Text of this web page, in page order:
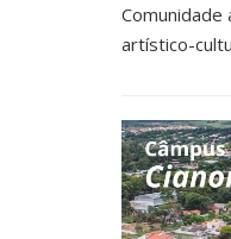
artístico-